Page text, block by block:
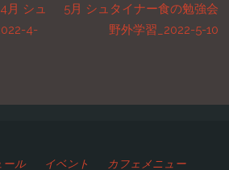
月 シュ
4-
5月 シュタイナー食の勉強会
野外学習_2022-5-10
ール イベント カフェメニュー